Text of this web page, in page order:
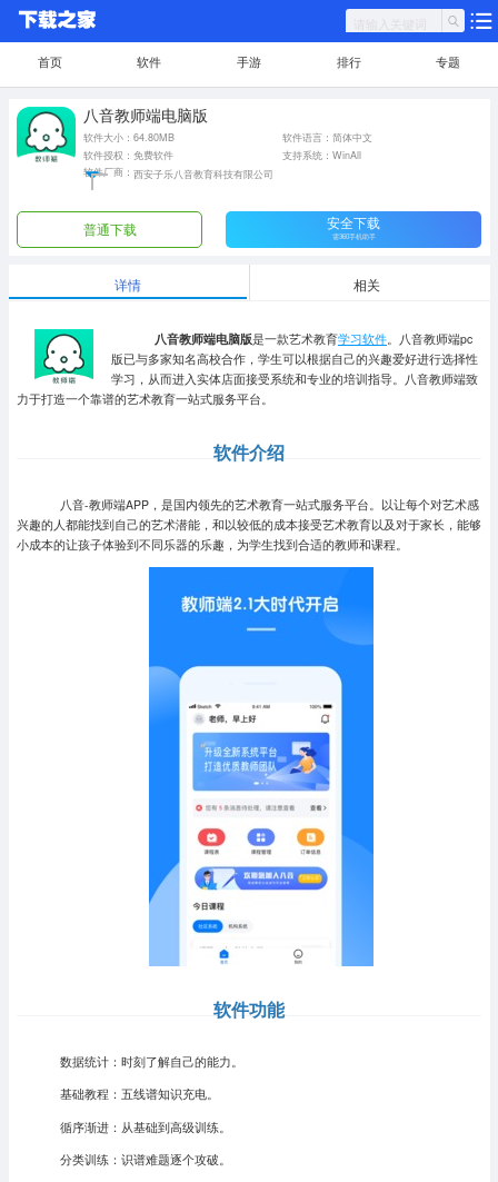
首页 软件 手游 排行 专题
八音教师端电脑版
软件大小：64.80MB
软件语言：简体中文
软件授权：免费软件
支持系统：WinAll
软件厂商： 西安子乐八音教育科技有限公司
普通下载 安全下载
需360手机助手
详情 相关
八音教师端电脑版是一款艺术教育学习软件 。八音教师端pc
版已与多家知名高校合作，学生可以根据自己的兴趣爱好进行选择性
学习，从而进入实体店面接受系统和专业的培训指导。八音教师端致
力于打造一个靠谱的艺术教育一站式服务平台。
软件介绍
八音-教师端APP，是国内领先的艺术教育一站式服务平台。以让每个对艺术感
兴趣的人都能找到自己的艺术潜能，和以较低的成本接受艺术教育以及对于家长，能够
小成本的让孩子体验到不同乐器的乐趣，为学生找到合适的教师和课程。
软件功能
数据统计：时刻了解自己的能力。
基础教程：五线谱知识充电。
循序渐进：从基础到高级训练。
分类训练：识谱难题逐个攻破。